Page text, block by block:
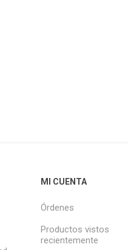
MI CUENTA
Órdenes
Productos vistos
recientemente